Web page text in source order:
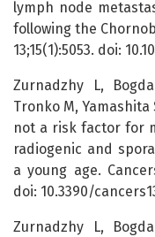
lymph node
following the
13;15(1):5053. doi:
Zurnadzhy L,
Tronko M, Yamashita
not a risk factor for
radiogenic and
a young age.
doi: 10.3390/
Zurnadzhy L,